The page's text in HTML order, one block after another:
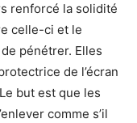
renforcé la solidité
celle-ci et le
pénétrer. Elles
de l’écran
but est que les
comme s’il